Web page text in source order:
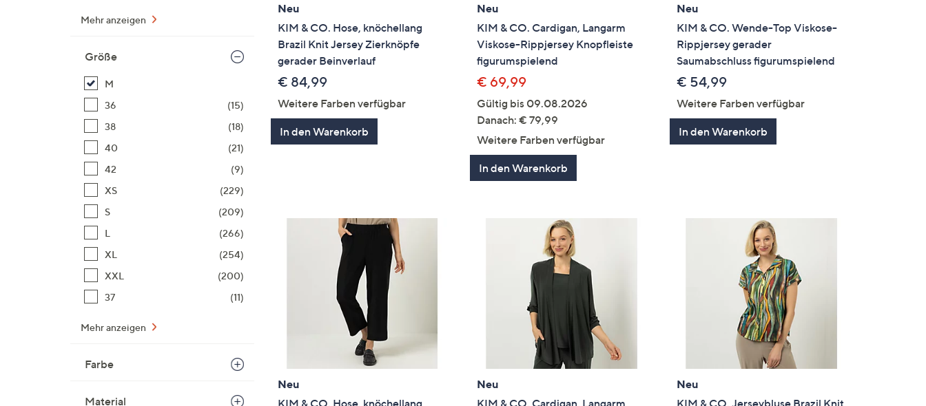
Mehr anzeigen
Größe
M
36
(15)
38
(18)
40
(21)
42
(9)
XS
(229)
S
(209)
L
(266)
XL
(254)
XXL
(200)
37
(11)
Mehr anzeigen
Farbe
Material
Neu
KIM & CO. Hose, knöchellang
Brazil Knit Jersey Zierknöpfe
gerader Beinverlauf
€ 84,99
Weitere Farben verfügbar
In den Warenkorb
Neu
KIM & CO. Cardigan, Langarm
Viskose-Rippjersey Knopfleiste
figurumspielend
€ 69,99
Gültig bis 09.08.2026
Danach: € 79,99
Weitere Farben verfügbar
In den Warenkorb
Neu
KIM & CO. Wende-Top Viskose-
Rippjersey gerader
Saumabschluss figurumspielend
€ 54,99
Weitere Farben verfügbar
In den Warenkorb
Neu
Neu
Neu